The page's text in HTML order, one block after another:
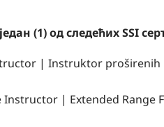
(1) од следећих SSI
| Instruktor proširenih
Instructor | Extended Range